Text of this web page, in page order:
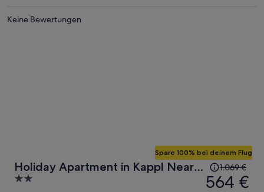
Keine Bewertungen
Holiday Apartment in Kappl Near
ski Resort
2
Spare 100% bei deinem Flug
Der
Preis
1.069 €
564 €